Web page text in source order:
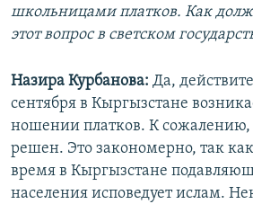
школьницами платков. Как
этот вопрос в светском
Назира Курбанова: Да,
сентября в Кыргызстане
ношении платков. К сожалению,
решен. Это закономерно, так
время в Кыргызстане
населения исповедует ислам.